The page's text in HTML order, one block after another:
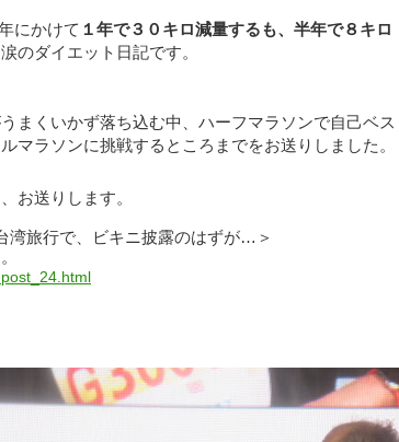
にかけて １年で３０キロ減量するも、半年で８キロ
のダイエット日記です。
まくいかず落ち込む中、ハーフマラソンで自己ベス
マラソンに挑戦するところまでをお送りしました。
お送りします。
湾旅行で、ビキニ披露のはずが…＞